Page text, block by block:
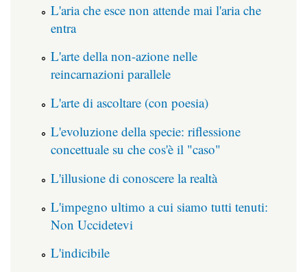
L'aria che esce non attende mai l'aria che
entra
L'arte della non-azione nelle
reincarnazioni parallele
L'arte di ascoltare (con poesia)
L'evoluzione della specie: riflessione
concettuale su che cos'è il "caso"
L'illusione di conoscere la realtà
L'impegno ultimo a cui siamo tutti tenuti:
Non Uccidetevi
L'indicibile